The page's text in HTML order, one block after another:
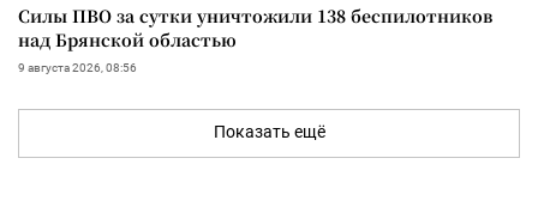
Силы ПВО за сутки уничтожили 138 беспилотников
над Брянской областью
9 августа 2026, 08:56
Показать ещё